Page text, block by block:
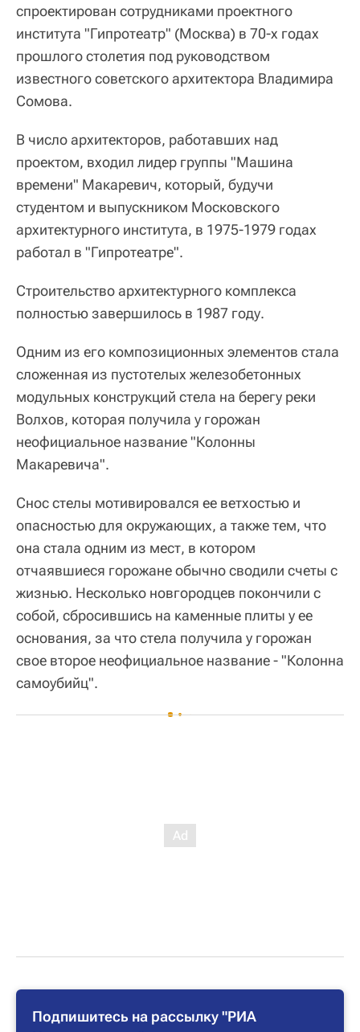
спроектирован сотрудниками проектного
института "Гипротеатр" (Москва) в 70-х годах
прошлого столетия под руководством
известного советского архитектора Владимира
Сомова.
В число архитекторов, работавших над
проектом, входил лидер группы "Машина
времени" Макаревич, который, будучи
студентом и выпускником Московского
архитектурного института, в 1975-1979 годах
работал в "Гипротеатре".
Строительство архитектурного комплекса
полностью завершилось в 1987 году.
Одним из его композиционных элементов стала
сложенная из пустотелых железобетонных
модульных конструкций стела на берегу реки
Волхов, которая получила у горожан
неофициальное название "Колонны
Макаревича".
Снос стелы мотивировался ее ветхостью и
опасностью для окружающих, а также тем, что
она стала одним из мест, в котором
отчаявшиеся горожане обычно сводили счеты с
жизнью. Несколько новгородцев покончили с
собой, сбросившись на каменные плиты у ее
основания, за что стела получила у горожан
свое второе неофициальное название - "Колонна
самоубийц".
Подпишитесь на рассылку "РИА